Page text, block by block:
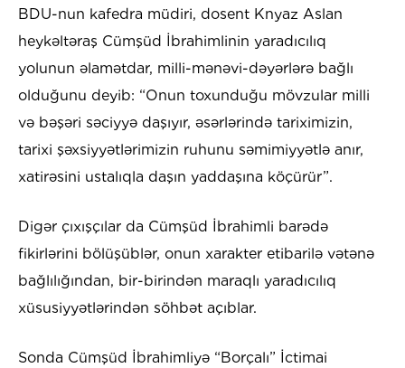
BDU-nun kafedra müdiri, dosent Knyaz Aslan
heykəltəraş Cümşüd İbrahimlinin yaradıcılıq
yolunun əlamətdar, milli-mənəvi-dəyərlərə bağlı
olduğunu deyib: “Onun toxunduğu mövzular milli
və bəşəri səciyyə daşıyır, əsərlərində tariximizin,
tarixi şəxsiyyətlərimizin ruhunu səmimiyyətlə anır,
xatirəsini ustalıqla daşın yaddaşına köçürür”.
Digər çıxışçılar da Cümşüd İbrahimli barədə
fikirlərini bölüşüblər, onun xarakter etibarilə vətənə
bağlılığından, bir-birindən maraqlı yaradıcılıq
xüsusiyyətlərindən söhbət açıblar.
Sonda Cümşüd İbrahimliyə “Borçalı” İctimai